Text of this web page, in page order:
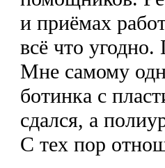
и приёмах
всё что
Мне самому
ботинка с
сдался, а
С тех пор